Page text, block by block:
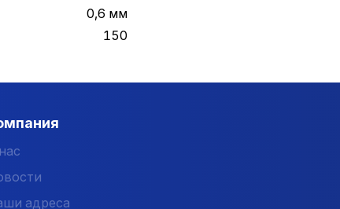
0,6 мм
150
адреса